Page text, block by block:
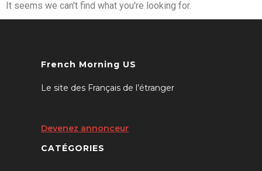
It seems we can't find what you're looking for.
French Morning US
Le site des Français de l’étranger
Devenez annonceur
CATÉGORIES